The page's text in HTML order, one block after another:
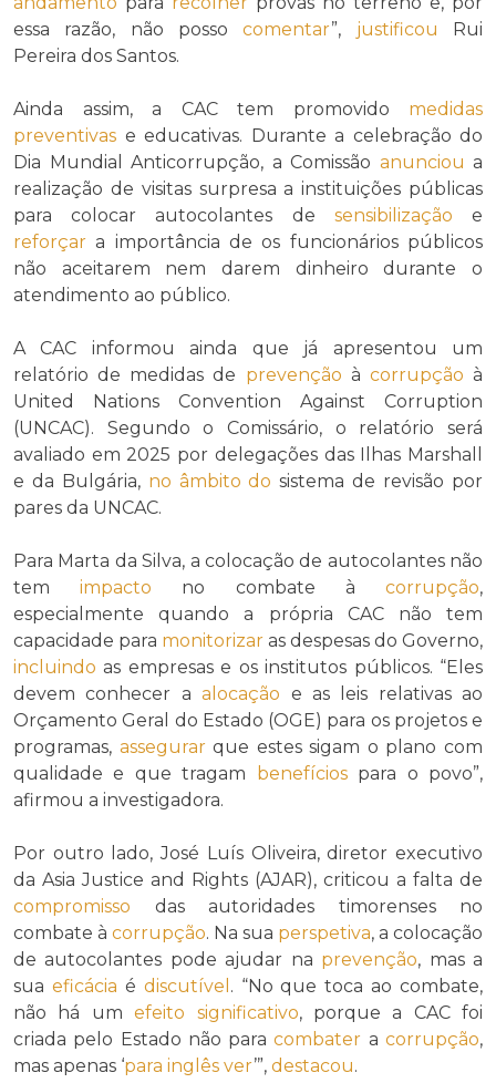
essa razão, não possocomentar”, justificou Rui
Pereira dos Santos.
Ainda assim, a CAC tem promovido medidas
preventivas e educativas. Durante a celebração do
Dia Mundial Anticorrupção, a Comissão anunciou a
realização de visitas surpresa a instituições públicas
para colocar autocolantes de sensibilização e
reforçar a importância de os funcionários públicos
não aceitarem nem darem dinheiro durante o
atendimento ao público.
A CAC informou ainda que já apresentou um
relatório de medidas de prevenção à corrupção à
United Nations Convention Against Corruption
(UNCAC). Segundo o Comissário, o relatório será
avaliado em 2025 por delegações das Ilhas Marshall
e da Bulgária, no âmbito do sistema de revisão por
pares da UNCAC.
Para Marta da Silva, a colocação de autocolantes não
temimpacto no combate àcorrupção,
especialmente quando a própria CAC não tem
capacidade para monitorizar as despesas do Governo,
incluindo as empresas e os institutos públicos. “Eles
devem conhecer aalocação e as leis relativas ao
Orçamento Geral do Estado (OGE) para os projetos e
programas, assegurarque estes sigam o plano com
qualidade e que tragam benefíciospara o povo”,
afirmou a investigadora.
Por outro lado, José Luís Oliveira, diretor executivo
da Asia Justice and Rights (AJAR), criticou a falta de
compromisso das autoridades timorenses no
combate à corrupção. Na sua perspetiva, a colocação
de autocolantes pode ajudar na prevenção, mas a
sua eficácia é discutível . “No que toca ao combate,
não há umefeito significativo, porque a CAC foi
criada pelo Estado não paracombater acorrupção,
mas apenas ‘para inglês ver’”, destacou.